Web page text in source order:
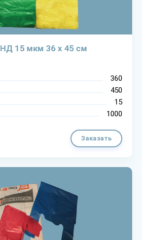
15 мкм 36 х 45 см
360
450
15
1000
Заказать